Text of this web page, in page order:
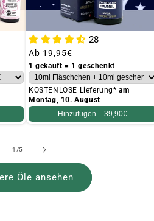
28
Üblicher
Preis
Ab 19,95€
1 gekauft = 1 geschenkt
KOSTENLOSE Lieferung*am
Montag, 10. August
Hinzufügen -.39,90€
1 /von
5
Öle ansehen